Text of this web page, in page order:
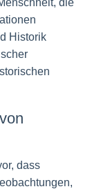
die
Historik
dass